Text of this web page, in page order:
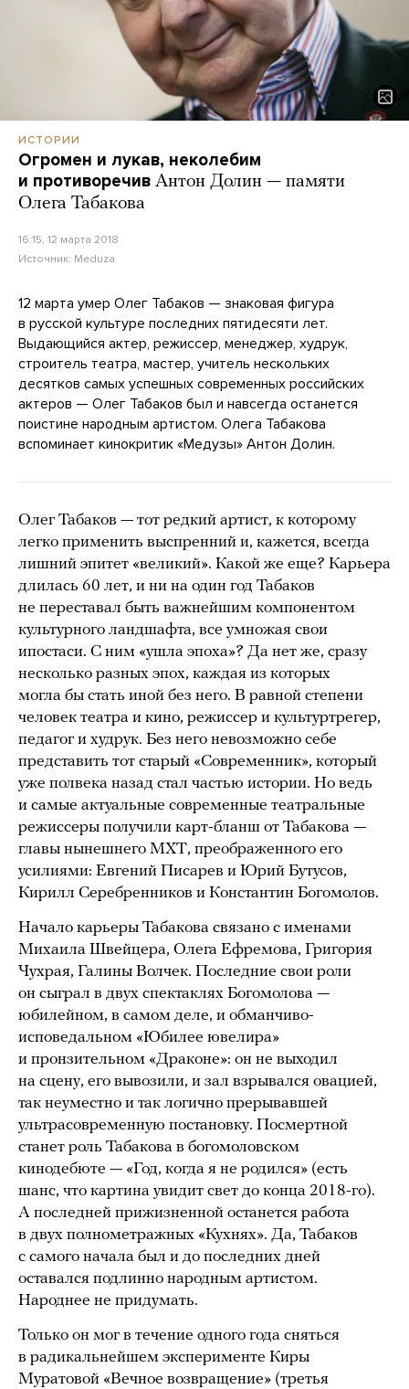
ИСТОРИИ
Огромен и лукав, неколебим
и противоречив Антон Долин — памяти
Олега Табакова
16:15, 12 марта 2018
Источник: Meduza
12 марта умер Олег Табаков — знаковая фигура
в русской культуре последних пятидесяти лет.
Выдающийся актер, режиссер, менеджер, худрук,
строитель театра, мастер, учитель нескольких
десятков самых успешных современных российских
актеров — Олег Табаков был и навсегда останется
поистине народным артистом. Олега Табакова
вспоминает кинокритик «Медузы» Антон Долин.
Олег Табаков — тот редкий артист, к которому
легко применить выспренний и, кажется, всегда
лишний эпитет «великий». Какой же еще? Карьера
длилась 60 лет, и ни на один год Табаков
не переставал быть важнейшим компонентом
культурного ландшафта, все умножая свои
ипостаси. С ним «ушла эпоха»? Да нет же, сразу
несколько разных эпох, каждая из которых
могла бы стать иной без него. В равной степени
человек театра и кино, режиссер и культуртрегер,
педагог и худрук. Без него невозможно себе
представить тот старый «Современник», который
уже полвека назад стал частью истории. Но ведь
и самые актуальные современные театральные
режиссеры получили карт-бланш от Табакова —
главы нынешнего МХТ, преображенного его
усилиями: Евгений Писарев и Юрий Бутусов,
Кирилл Серебренников и Константин Богомолов.
Начало карьеры Табакова связано с именами
Михаила Швейцера, Олега Ефремова, Григория
Чухрая, Галины Волчек. Последние свои роли
он сыграл в двух спектаклях Богомолова —
юбилейном, в самом деле, и обманчиво-
исповедальном «Юбилее ювелира»
и пронзительном «Драконе»: он не выходил
на сцену, его вывозили, и зал взрывался овацией,
так неуместно и так логично прерывавшей
ультрасовременную постановку. Посмертной
станет роль Табакова в богомоловском
кинодебюте — «Год, когда я не родился» (есть
шанс, что картина увидит свет до конца 2018-го).
А последней прижизненной останется работа
в двух полнометражных «Кухнях». Да, Табаков
с самого начала был и до последних дней
оставался подлинно народным артистом.
Народнее не придумать.
Только он мог в течение одного года сняться
в радикальнейшем эксперименте Киры
Муратовой «Вечное возвращение» (третья